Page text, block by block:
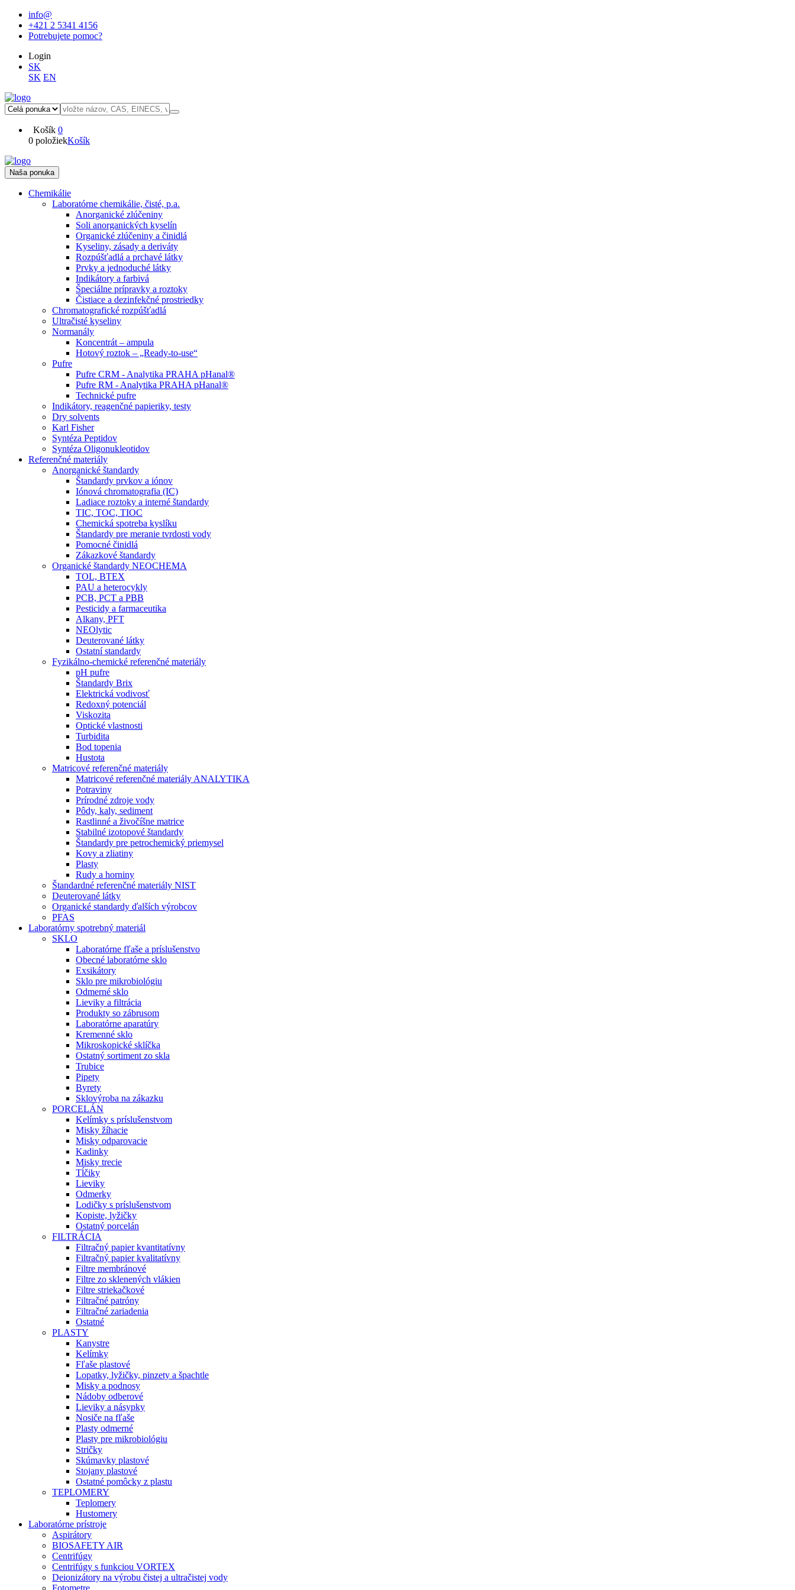
info@
+421 2 5341 4156
Potrebujete pomoc?
Login
SK
SK EN
Košík 0
0 položiekKošík
Naša ponuka
Chemikálie
Laboratórne chemikálie, čisté, p.a.
Anorganické zlúčeniny
Soli anorganických kyselín
Organické zlúčeniny a činidlá
Kyseliny, zásady a deriváty
Rozpúšťadlá a prchavé látky
Prvky a jednoduché látky
Indikátory a farbivá
Špeciálne prípravky a roztoky
Čistiace a dezinfekčné prostriedky
Chromatografické rozpúšťadlá
Ultračisté kyseliny
Normanály
Koncentrát – ampula
Hotový roztok – „Ready-to-use“
Pufre
Pufre CRM - Analytika PRAHA pHanal®
Pufre RM - Analytika PRAHA pHanal®
Technické pufre
Indikátory, reagenčné papieriky, testy
Dry solvents
Karl Fisher
Syntéza Peptidov
Syntéza Oligonukleotidov
Referenčné materiály
Anorganické štandardy
Štandardy prvkov a iónov
Iónová chromatografia (IC)
Ladiace roztoky a interné štandardy
TIC, TOC, TIOC
Chemická spotreba kyslíku
Štandardy pre meranie tvrdosti vody
Pomocné činidlá
Zákazkové štandardy
Organické štandardy NEOCHEMA
TOL, BTEX
PAU a heterocykly
PCB, PCT a PBB
Pesticidy a farmaceutika
Alkany, PFT
NEOlytic
Deuterované látky
Ostatní standardy
Fyzikálno-chemické referenčné materiály
pH pufre
Štandardy Brix
Elektrická vodivosť
Redoxný potenciál
Viskozita
Optické vlastnosti
Turbidita
Bod topenia
Hustota
Matricové referenčné materiály
Matricové referenčné materiály ANALYTIKA
Potraviny
Prírodné zdroje vody
Pôdy, kaly, sediment
Rastlinné a živočíšne matrice
Stabilné izotopové štandardy
Štandardy pre petrochemický priemysel
Kovy a zliatiny
Plasty
Rudy a horniny
Štandardné referenčné materiály NIST
Deuterované látky
Organické standardy ďalších výrobcov
PFAS
Laboratórny spotrebný materiál
SKLO
Laboratórne fľaše a príslušenstvo
Obecné laboratórne sklo
Exsikátory
Sklo pre mikrobiológiu
Odmerné sklo
Lieviky a filtrácia
Produkty so zábrusom
Laboratórne aparatúry
Kremenné sklo
Mikroskopické sklíčka
Ostatný sortiment zo skla
Trubice
Pipety
Byrety
Sklovýroba na zákazku
PORCELÁN
Kelímky s príslušenstvom
Misky žíhacie
Misky odparovacie
Kadinky
Misky trecie
Tĺčiky
Lieviky
Odmerky
Lodičky s príslušenstvom
Kopiste, lyžičky
Ostatný porcelán
FILTRÁCIA
Filtračný papier kvantitatívny
Filtračný papier kvalitatívny
Filtre membránové
Filtre zo sklenených vlákien
Filtre striekačkové
Filtračné patróny
Filtračné zariadenia
Ostatné
PLASTY
Kanystre
Kelímky
Fľaše plastové
Lopatky, lyžičky, pinzety a špachtle
Misky a podnosy
Nádoby odberové
Lieviky a násypky
Nosiče na fľaše
Plasty odmerné
Plasty pre mikrobiológiu
Stričky
Skúmavky plastové
Stojany plastové
Ostatné pomôcky z plastu
TEPLOMERY
Teplomery
Hustomery
Laboratórne prístroje
Aspirátory
BIOSAFETY AIR
Centrifúgy
Centrifúgy s funkciou VORTEX
Deionizátory na výrobu čistej a ultračistej vody
Fotometre